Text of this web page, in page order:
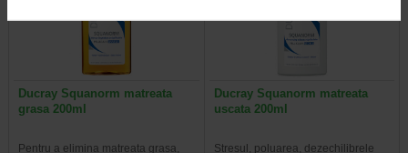
Ducray Squanorm matreata
grasa 200ml
Pentru a elimina matreata grasa,
Ducray Squanorm matreata
uscata 200ml
Stresul, poluarea, dezechilibrele